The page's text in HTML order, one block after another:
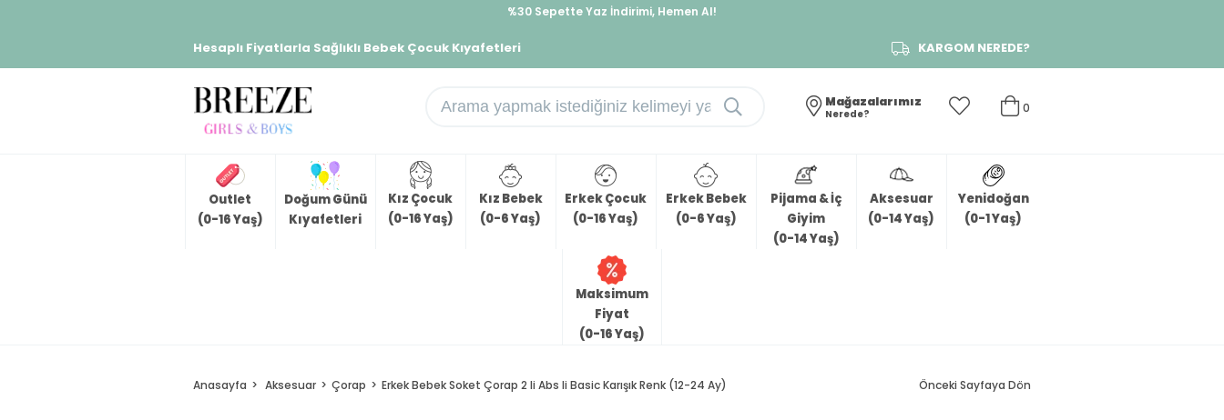
İndirimlere ek %10 İndirimi Kap, Hemen Üye Ol!
Hesaplı Fiyatlarla Sağlıklı Bebek Çocuk Kıyafetleri KARGOM NEREDE?
0
Mağazalarımız
Nerede?
Outlet
(0-16 Yaş)
Doğum Günü
Kıyafetleri
Kız Çocuk
(0-16 Yaş)
Kız Bebek
(0-6 Yaş)
Erkek Çocuk
(0-16 Yaş)
Erkek Bebek
(0-6 Yaş)
Pijama & İç
Giyim
(0-14 Yaş)
Aksesuar
(0-14 Yaş)
Yenidoğan
(0-1 Yaş)
Maksimum
Fiyat
(0-16 Yaş)
Anasayfa Aksesuar Çorap Erkek Bebek Soket Çorap 2 li Abs li Basic Karışık Renk (12-24 Ay) Önceki Sayfaya Dön